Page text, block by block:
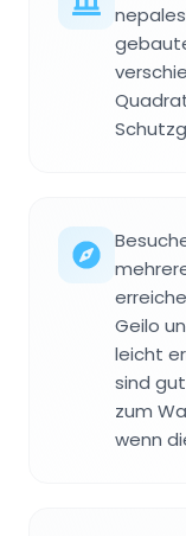
Geilo
leicht
sind
zum
wenn